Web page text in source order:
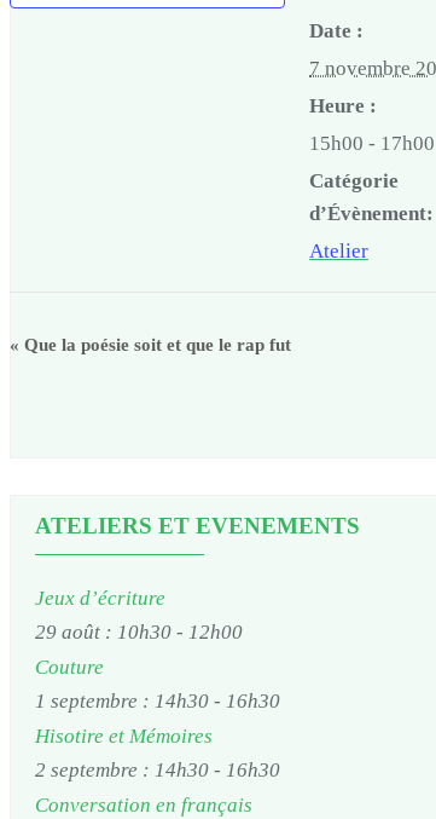
Date :
7 novembre
Heure :
15h00 - 17h00
Catégorie
d’Évènement:
Atelier
« Que la poésie soit et que le rap fut
ATELIERS ET EVENEMENTS
Jeux d’écriture
29 août : 10h30 - 12h00
Couture
1 septembre : 14h30 - 16h30
Hisotire et Mémoires
2 septembre : 14h30 - 16h30
Conversation en français